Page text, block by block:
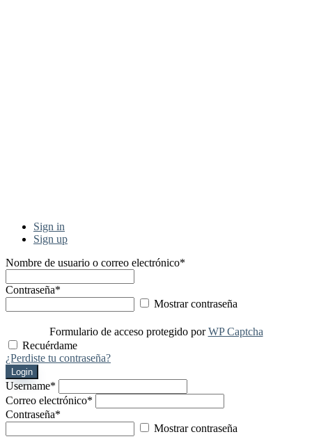
Sign in
Sign up
Nombre de usuario o correo electrónico*
Contraseña*
Mostrar contraseña
Formulario de acceso protegido porWP Captcha
Recuérdame
¿Perdiste tu contraseña?
Login
Username*
Correo electrónico*
Contraseña*
Mostrar contraseña